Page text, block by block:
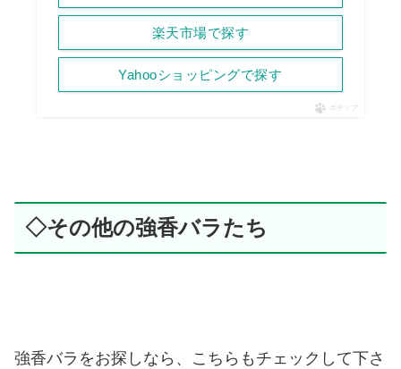
楽天市場で探す
Yahooショッピングで探す
ポチップ
◇その他の強香バラたち
強香バラをお探しなら、こちらもチェックして下さ